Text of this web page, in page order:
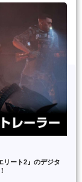
リート2』のデジタ